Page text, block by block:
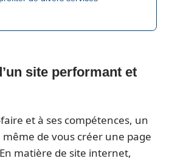
site performant et
et à ses compétences, un
de vous créer une page
matière de site internet,